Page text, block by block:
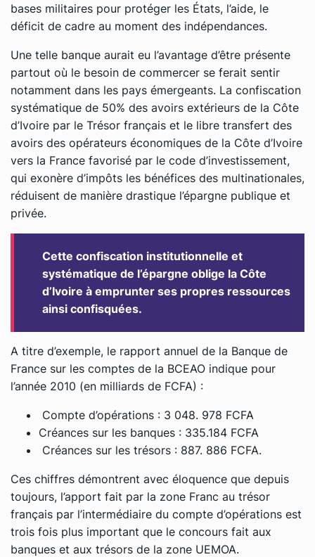
bases militaires pour protéger les États, l’aide, le
déficit de cadre au moment des indépendances.
Une telle banque aurait eu l’avantage d’être présente
partout où le besoin de commercer se ferait sentir
notamment dans les pays émergeants. La confiscation
systématique de 50% des avoirs extérieurs de la Côte
d’Ivoire par le Trésor français et le libre transfert des
avoirs des opérateurs économiques de la Côte d’Ivoire
vers la France favorisé par le code d’investissement,
qui exonère d’impôts les bénéfices des multinationales,
réduisent de manière drastique l’épargne publique et
privée.
Cette confiscation institutionnelle et
systématique de l’épargne oblige la Côte
d’Ivoire à emprunter ses propres ressources
ainsi confisquées.
A titre d’exemple, le rapport annuel de la Banque de
France sur les comptes de la BCEAO indique pour
l’année 2010 (en milliards de FCFA) :
Compte d’opérations : 3 048. 978 FCFA
Créances sur les banques : 335.184 FCFA
Créances sur les trésors : 887. 886 FCFA.
Ces chiffres démontrent avec éloquence que depuis
toujours, l’apport fait par la zone Franc au trésor
français par l’intermédiaire du compte d’opérations est
trois fois plus important que le concours fait aux
banques et aux trésors de la zone UEMOA.